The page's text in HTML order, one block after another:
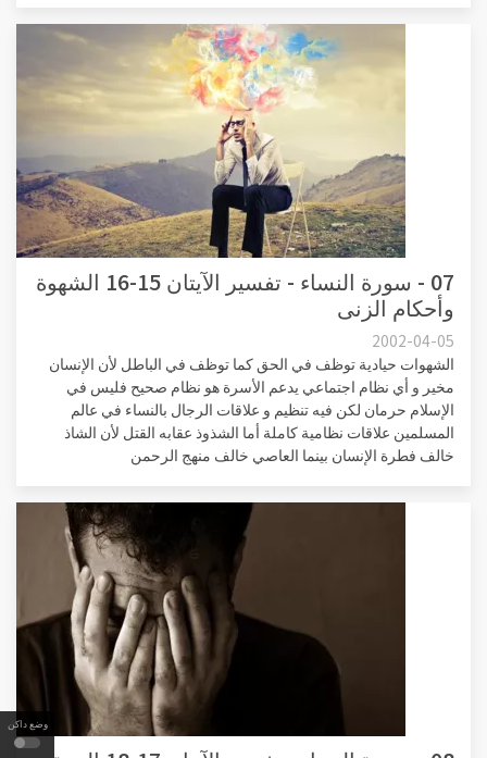
وضع داكن
07 - سورة النساء - تفسير الآيتان 15-16 الشهوة
وأحكام الزنى
2002-04-05
الشهوات حيادية توظف في الحق كما توظف في الباطل لأن الإنسان
مخير و أي نظام اجتماعي يدعم الأسرة هو نظام صحيح فليس في
الإسلام حرمان لكن فيه تنظيم و علاقات الرجال بالنساء في عالم
المسلمين علاقات نظامية كاملة أما الشذوذ عقابه القتل لأن الشاذ
خالف فطرة الإنسان بينما العاصي خالف منهج الرحمن